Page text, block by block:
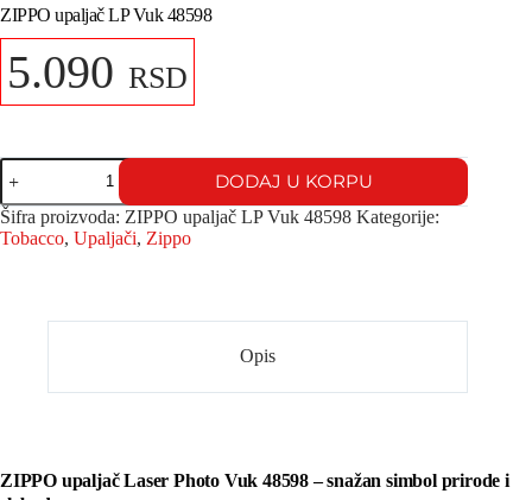
ZIPPO upaljač LP Vuk 48598
5.090 RSD
DODAJ U KORPU
Šifra proizvoda: ZIPPO upaljač LP Vuk 48598 Kategorije:
Tobacco, Upaljači, Zippo
Opis
ZIPPO upaljač Laser Photo Vuk 48598 – snažan simbol prirode i